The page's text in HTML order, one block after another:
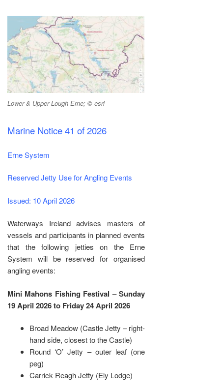
Lower & Upper Lough Erne; © esri
Marine Notice 41 of 2026
Erne System
Reserved Jetty Use for Angling Events
Issued: 10 April 2026
Waterways Ireland advises masters of
vessels and participants in planned events
that the following jetties on the Erne
System will be reserved for organised
angling events:
Mini Mahons Fishing Festival – Sunday
19 April 2026 to Friday 24 April 2026
Broad Meadow (Castle Jetty – right-
hand side, closest to the Castle)
Round ‘O’ Jetty – outer leaf (one
peg)
Carrick Reagh Jetty (Ely Lodge)